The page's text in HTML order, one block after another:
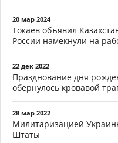
20 мар 2024
Токаев объявил
России намекнули на
22 дек 2022
Празднование дня
обернулось кровавой
28 мар 2022
Милитаризацией
Штаты